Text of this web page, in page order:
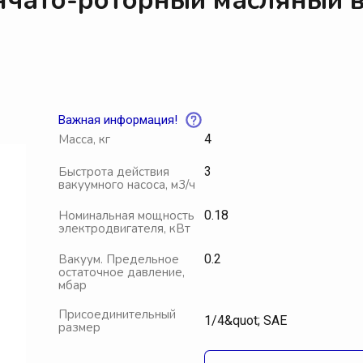
Аксессуары для вакуумных насосов
Центробежные насосы
Центробежные насосы Calpeda
Щиты управления Мегатехника СПб
Смазочные материалы МТ
Важная информация!
Масса, кг 4
Быстрота действия
вакуумного насоса, м3/ч
3
Номинальная мощность
электродвигателя, кВт
0.18
Вакуум. Предельное
остаточное давление,
мбар
0.2
Присоединительный
размер
1/4&quot; SAE